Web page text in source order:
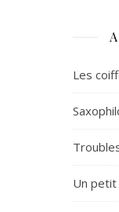
Les
Un